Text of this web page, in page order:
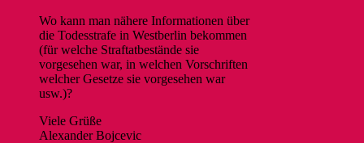
Wo kann man nähere Informationen über
die Todesstrafe in Westberlin bekommen
(für welche Straftatbestände sie
vorgesehen war, in welchen Vorschriften
welcher Gesetze sie vorgesehen war
usw.)?
Viele Grüße
Alexander Bojcevic